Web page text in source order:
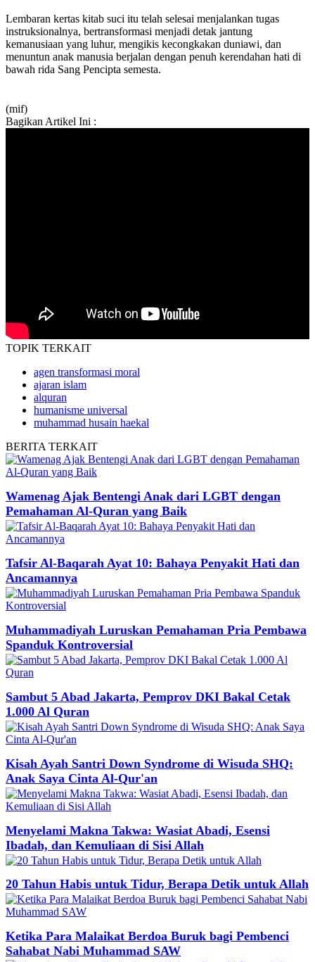
Lembaran kertas kitab suci itu telah selesai menjalankan tugas
instruksionalnya, bertransformasi menjadi detak jantung
kemanusiaan yang luhur, mengikis kecongkakan duniawi, dan
menuntun anak manusia berjalan dengan penuh kerendahan hati di
bawah rida Sang Pencipta semesta.
(mif)
Bagikan Artikel Ini :
TOPIK TERKAIT
agen transformasi moral
ajaran islam
alquran
humanisme universal
muhammad husain haekal
BERITA TERKAIT
Wamenag Ajak Bentengi Anak dari LGBT dengan
Pemahaman Al-Quran yang Baik
Tafsir Al-Baqarah Ayat 10: Bahaya Penyakit Hati dan
Ancamannya
Muhammadiyah Luruskan Pemahaman Pria Pembawa
Spanduk Kontroversial
Sambut 5 Abad Jakarta, Pemprov DKI Bakal Cetak
1.000 Al Quran
Kisah Ayah Santri Down Syndrome di Wisuda SHQ:
Anak Saya Cinta Al-Qur'an
Menyelami Makna Takwa: Wasiat Abadi, Esensi
Ibadah, dan Kemuliaan di Sisi Allah
20 Tahun Habis untuk Tidur, Berapa Detik untuk Allah
Ketika Para Malaikat Berdoa Buruk bagi Pembenci
Sahabat Nabi Muhammad SAW